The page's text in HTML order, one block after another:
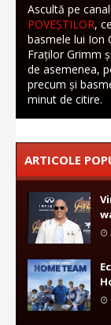
Ascultă pe
POVEȘTILOR,
basmele lui Ion
Fraților Grimm
de asemenea,
precum și
minut de citire.
ARTICOLE